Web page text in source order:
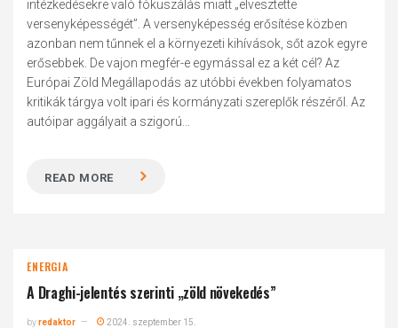
intézkedésekre való fókuszálás miatt „elvesztette
versenyképességét”. A versenyképesség erősítése közben
azonban nem tűnnek el a környezeti kihívások, sőt azok egyre
erősebbek. De vajon megfér-e egymással ez a két cél? Az
Európai Zöld Megállapodás az utóbbi években folyamatos
kritikák tárgya volt ipari és kormányzati szereplők részéről. Az
autóipar aggályait a szigorú...
READ MORE
ENERGIA
A Draghi-jelentés szerinti „zöld növekedés”
byredaktor 2024. szeptember 15.